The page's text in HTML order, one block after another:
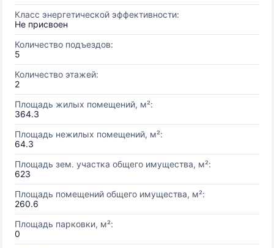
Класс энергетической эффективности:
Не присвоен
Количество подъездов:
5
Количество этажей:
2
Площадь жилых помещений, м²:
364.3
Площадь нежилых помещений, м²:
64.3
Площадь зем. участка общего имущества, м²:
623
Площадь помещений общего имущества, м²:
260.6
Площадь парковки, м²:
0